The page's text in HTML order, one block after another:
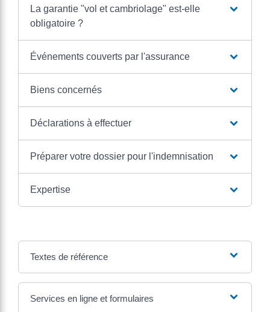
La garantie "vol et cambriolage" est-elle
obligatoire ?
Événements couverts par l'assurance
Biens concernés
Déclarations à effectuer
Préparer votre dossier pour l'indemnisation
Expertise
Textes de référence
Services en ligne et formulaires